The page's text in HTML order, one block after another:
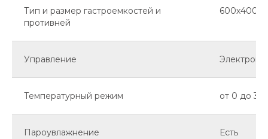
Тип и размер гастроемкостей и
противней
600х400
Управление
Температурный режим от 0 до
Пароувлажнение Есть